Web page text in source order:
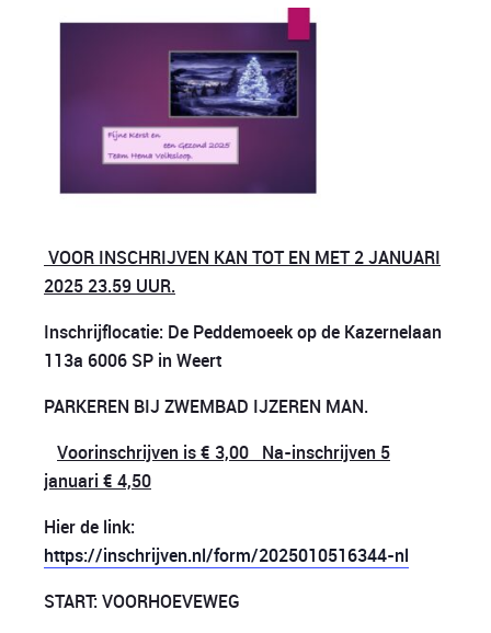
VOOR INSCHRIJVEN KAN TOT EN MET 2 JANUARI
2025 23.59 UUR.
Inschrijflocatie: De Peddemoeek op de Kazernelaan
113a 6006 SP in Weert
PARKEREN BIJ ZWEMBAD IJZEREN MAN.
Voorinschrijven is € 3,00 Na-inschrijven 5
januari € 4,50
Hier de link:
https://inschrijven.nl/form/2025010516344-nl
START: VOORHOEVEWEG